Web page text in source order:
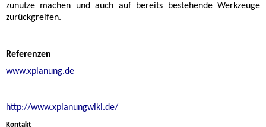
zunutze machen und auch auf bereits bestehende Werkzeuge
zurückgreifen.
Referenzen
www.xplanung.de
http://www.xplanungwiki.de/
Kontakt